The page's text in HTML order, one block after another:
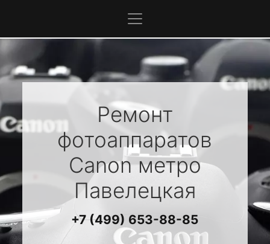
Ремонт
фотоаппаратов
Canonметро
Павелецкая
+7 (499) 653-88-85